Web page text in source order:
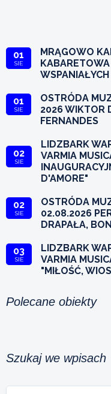
01
SIE
MRĄGOWO
WSPANIAŁYCH
01
SIE
OSTRÓDA
2026 WIKTOR
FERNANDES
02
SIE
LIDZBARK
VARMIA
D'AMORE"
02
SIE
OSTRÓDA
02.08.2026
DRAPAŁA,
03
SIE
LIDZBARK
VARMIA
"MIŁOŚĆ,
Polecane obiekty
Szukaj we wpisach